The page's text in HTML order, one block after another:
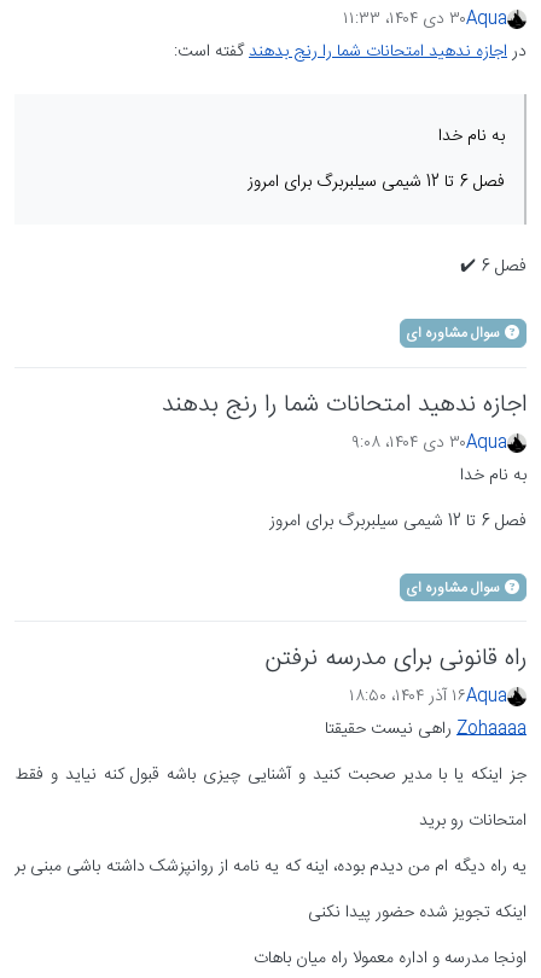
Aqua۳۰ دی ۱۴۰۴،‏ ۱۱:۳۳
دراجازه ندهید امتحانات شما را رنج بدهندگفته است:
به نام خدا
فصل 6 تا 12 شیمی سیلبربرگ برای امروز
فصل 6 ✔️
سوال مشاوره ای
اجازه ندهید امتحانات شما را رنج بدهند
Aqua۳۰ دی ۱۴۰۴،‏ ۹:۰۸
به نام خدا
فصل 6 تا 12 شیمی سیلبربرگ برای امروز
سوال مشاوره ای
راه قانونی برای مدرسه نرفتن
Aqua۱۶ آذر ۱۴۰۴،‏ ۱۸:۵۰
Zohaaaa راهی نیست حقیقتا
جز اینکه یا با مدیر صحبت کنید و آشنایی چیزی باشه قبول کنه نیاید و فقط
امتحانات رو برید
یه راه دیگه ام من دیدم بوده، اینه که یه نامه از روانپزشک داشته باشی مبنی بر
اینکه تجویز شده حضور پیدا نکنی
اونجا مدرسه و اداره معمولا راه میان باهات